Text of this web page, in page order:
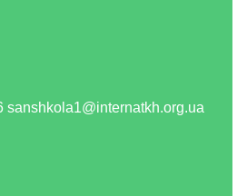
sanshkola1@internatkh.org.ua